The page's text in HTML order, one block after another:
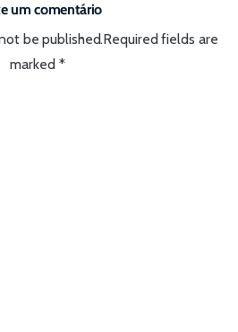
um comentário
be published.Required fields are
marked *